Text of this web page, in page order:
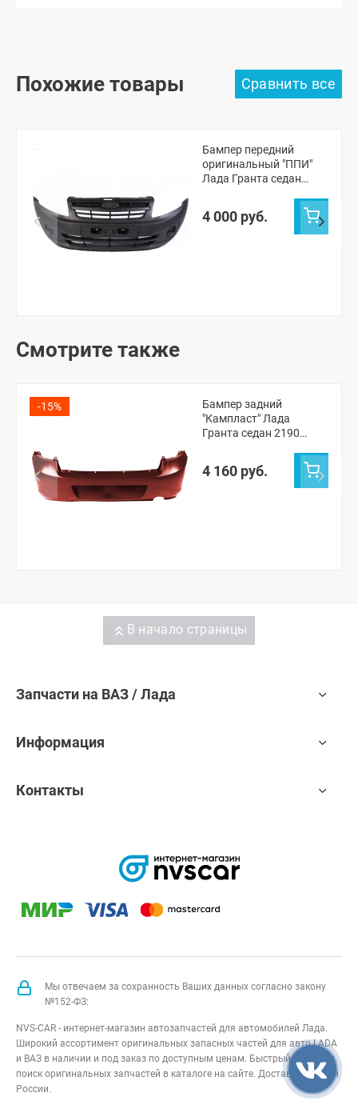
Похожие товары
Бампер передний
оригинальный "ППИ"
Лада Гранта седан
4 000 руб.
Смотрите также
-15%
Бампер задний
"Кампласт" Лада
Гранта седан 2190
4 160 руб.
В начало страницы
Запчасти на ВАЗ / Лада
Информация
Контакты
Мы отвечаем за сохранность Ваших данных согласно закону
№152-ФЗ:
NVS-CAR - интернет-магазин автозапчастей для автомобилей Лада.
Широкий ассортимент оригинальных запасных частей для авто LADA
и ВАЗ в наличии и под заказ по доступным ценам. Быстрый подбор и
поиск оригинальных запчастей в каталоге на сайте. Доставка по всей
России.